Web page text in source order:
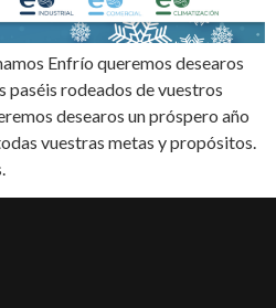
Enfrío queremos desearos
paséis rodeados de vuestros
desearos un próspero año
vuestras metas y propósitos.